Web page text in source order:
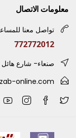
معلومات الاتصال
تواصل معنا
772772012
صنعاء- شارع هائل
online.com